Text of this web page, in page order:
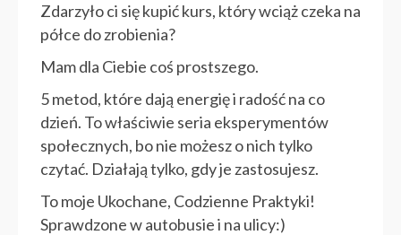
Zdarzyło ci się kupić kurs, który wciąż czeka na
półce do zrobienia?
Mam dla Ciebie coś prostszego.
5 metod, które dają energię i radość na co
dzień. To właściwie seria eksperymentów
społecznych, bo nie możesz o nich tylko
czytać. Działają tylko, gdy je zastosujesz.
To moje Ukochane, Codzienne Praktyki!
Sprawdzone w autobusie i na ulicy:)